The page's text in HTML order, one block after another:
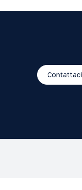
Contattaci